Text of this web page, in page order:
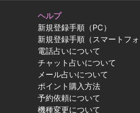
ヘルプ
新規登録手順（PC）
新規登録手順（スマートフォ
電話占いについて
チャット占いについて
メール占いについて
ポイント購入方法
予約依頼について
機種変更について